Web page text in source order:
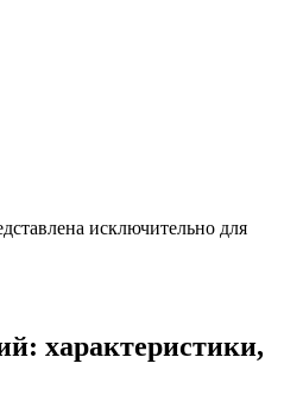
исключительно для
характеристики,